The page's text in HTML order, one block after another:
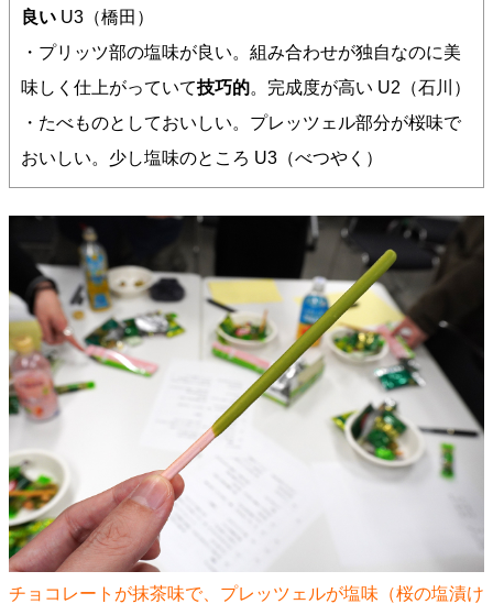
良い U3（橋田）
・プリッツ部の塩味が良い。組み合わせが独自なのに美
味しく仕上がっていて技巧的。完成度が高い U2（石川）
・たべものとしておいしい。プレッツェル部分が桜味で
おいしい。少し塩味のところ U3（べつやく）
チョコレートが抹茶味で、プレッツェルが塩味（桜の塩漬け